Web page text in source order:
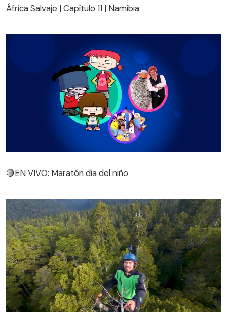
África Salvaje | Capítulo 11 | Namibia
🔴EN VIVO: Maratón día del niño